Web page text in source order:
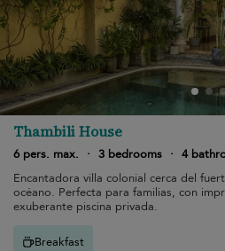
Thambili House
6 pers. max.
· 3 bedrooms · 4
Encantadora villa colonial cerca del
océano. Perfecta para familias, con
exuberante piscina privada.
Breakfast